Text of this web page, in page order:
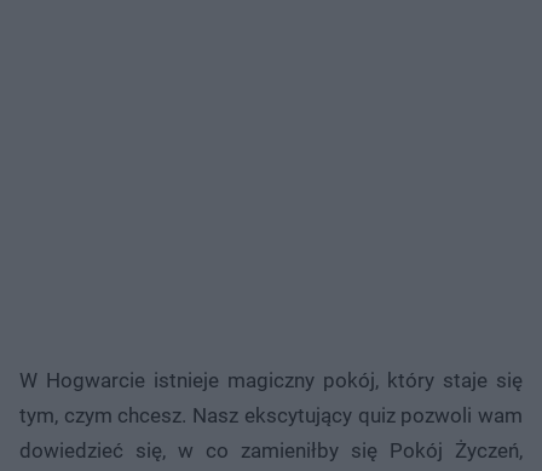
W Hogwarcie istnieje magiczny pokój, który staje się
tym, czym chcesz. Nasz ekscytujący quiz pozwoli wam
dowiedzieć się, w co zamieniłby się Pokój Życzeń,